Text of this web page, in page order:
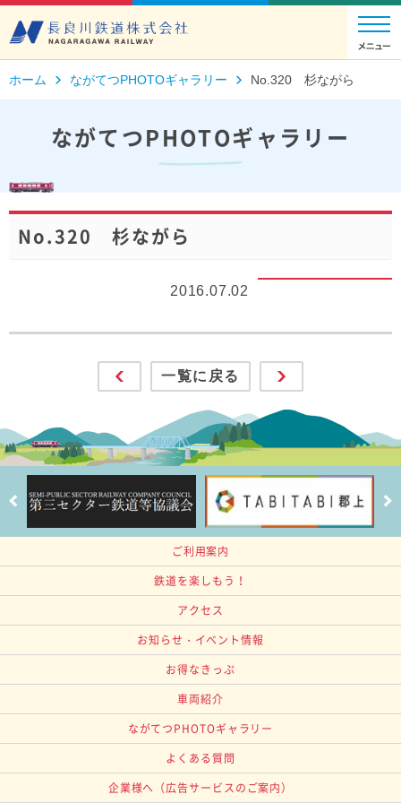
ホーム ながてつPHOTOギャラリー No.320 杉ながら
ながてつPHOTOギャラリー
No.320 杉ながら
2016.07.02
一覧に戻る
ご利用案内
鉄道を楽しもう！
アクセス
お知らせ・イベント情報
お得なきっぷ
車両紹介
ながてつPHOTOギャラリー
よくある質問
企業様へ （広告サービスのご案内）